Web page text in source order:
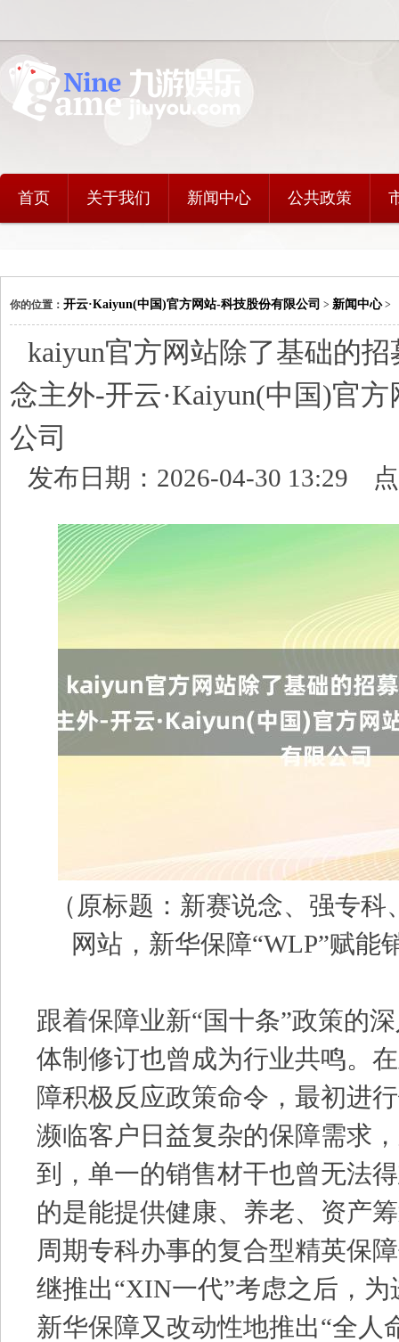
首页 关于我们 新闻中心 公共政策
你的位置： 开云·Kaiyun(中国)官方网站-科技股份有限公司 > 新闻中心>
kaiyun官方网站除了基础的
念主外-开云·Kaiyun(中国)官
公司
发布日期：2026-04-30 13:29
（原标题：新赛说念、强专
网站，新华保障“WLP”赋能
跟着保障业新“国十条”政策的
体制修订也曾成为行业共鸣。
障积极反应政策命令，最初进
濒临客户日益复杂的保障需求
到，单一的销售材干也曾无法
的是能提供健康、养老、资产
周期专科办事的复合型精英保
继推出“XIN一代”考虑之后，
新华保障又改动性地推出“全人